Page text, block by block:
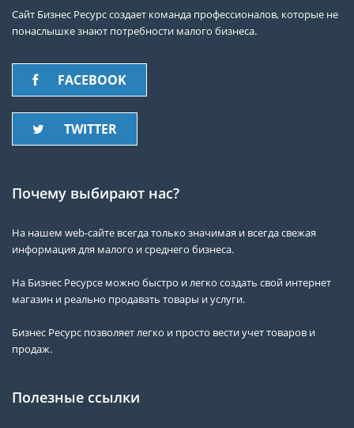
Сайт Бизнес Ресурс создает команда профессионалов, которые не
понаслышке знают потребности малого бизнеса.
FACEBOOK
TWITTER
Почему выбирают нас?
На нашем web-сайте всегда только значимая и всегда свежая
информация для малого и среднего бизнеса.
На Бизнес Ресурсе можно быстро и легко создать свой интернет
магазин и реально продавать товары и услуги.
Бизнес Ресурс позволяет легко и просто вести учет товаров и
продаж.
Полезные ссылки